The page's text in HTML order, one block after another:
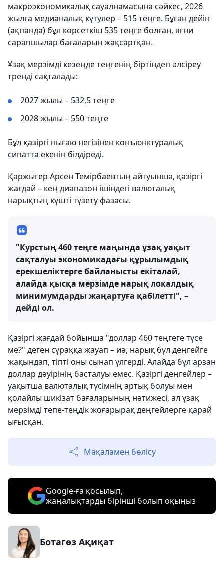
макроэкономикалық сауалнамасына сәйкес, 2026
жылға медианалық күтулер – 515 теңге. Бұған дейін
(ақпанда) бұл көрсеткіш 535 теңге болған, яғни
сарапшылар бағаларын жақсартқан.
Ұзақ мерзімді кезеңде теңгенің біртіндеп әлсіреу
тренді сақталады:
2027 жылы – 532,5 теңге
2028 жылы – 550 теңге
Бұл қазіргі нығаю негізінен конъюнктуралық
сипатта екенін білдіреді.
Қаржыгер Арсен Темірбаевтың айтуынша, қазіргі
жағдай – кең диапазон ішіндегі валюталық
нарықтың күшті түзету фазасы.
"Курстың 460 теңге маңында ұзақ уақыт
сақталуы экономикадағы құрылымдық
ерекшеліктерге байланысты екіталай,
алайда қысқа мерзімде нарық локалдық
минимумдарды жаңартуға қабілетті", –
дейді ол.
Қазіргі жағдай бойынша "доллар 460 теңгеге түсе
ме?" деген сұраққа жауап – иә, нарық бұл деңгейге
жақындап, тіпті оны сынап үлгерді. Алайда бұл арзан
доллар дәуірінің басталуы емес. Қазіргі деңгейлер –
уақытша валюталық түсімнің артық болуы мен
қолайлы шикізат бағаларының нәтижесі, ал ұзақ
мерзімді тепе-теңдік жоғарырақ деңгейлерге қарай
ығысқан.
Мақаламен бөлісу
Google-ға қосылып,
жаңалықтарды бірінші болып оқыңыз
Ботагөз Ақиқат